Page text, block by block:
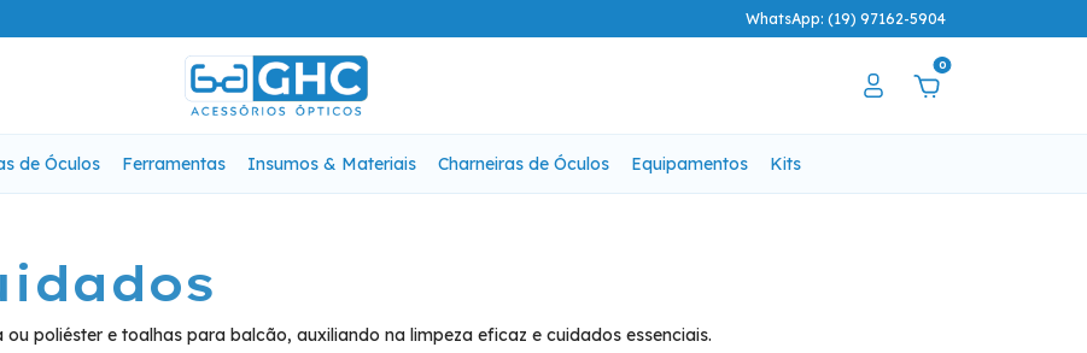
WhatsApp: (19) 97162-5904
0
de Óculos Ferramentas Insumos & Materiais Charneiras de Óculos Equipamentos Kits
poliéster e toalhas para balcão, auxiliando na limpeza eficaz e cuidados essenciais.